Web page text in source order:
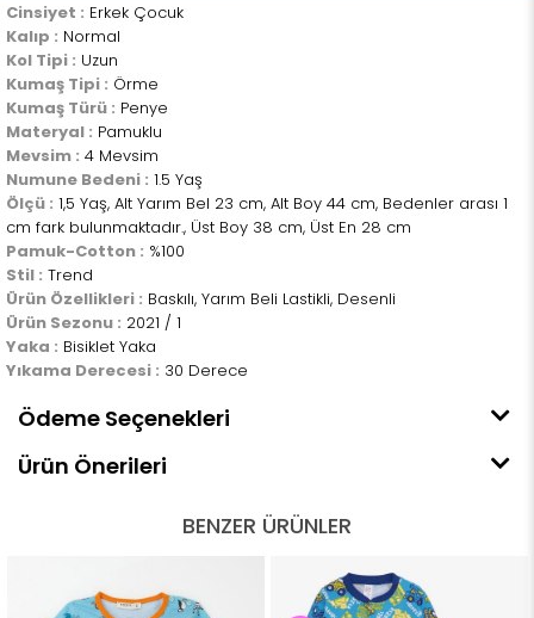
Cinsiyet : Erkek Çocuk
Kalıp : Normal
Kol Tipi : Uzun
Kumaş Tipi : Örme
Kumaş Türü : Penye
Materyal : Pamuklu
Mevsim : 4 Mevsim
Numune Bedeni : 1.5 Yaş
Ölçü : 1,5 Yaş, Alt Yarım Bel 23 cm, Alt Boy 44 cm, Bedenler arası 1
cm fark bulunmaktadır., Üst Boy 38 cm, Üst En 28 cm
Pamuk-Cotton : %100
Stil : Trend
Ürün Özellikleri : Baskılı, Yarım Beli Lastikli, Desenli
Ürün Sezonu : 2021 / 1
Yaka : Bisiklet Yaka
Yıkama Derecesi : 30 Derece
Ödeme Seçenekleri
Ürün Önerileri
BENZER ÜRÜNLER